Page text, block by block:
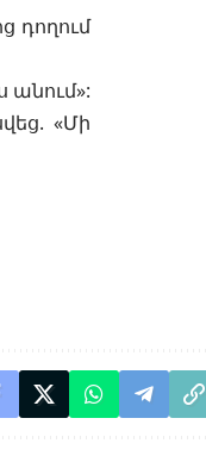
դողում
անում»:
«Մի